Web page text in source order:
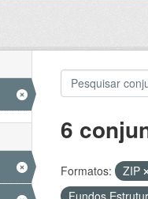
6
Formatos: ZIP
Fundos